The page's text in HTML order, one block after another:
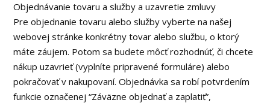
Objednávanie tovaru a služby a uzavretie zmluvy
Pre objednanie tovaru alebo služby vyberte na našej
webovej stránke konkrétny tovar alebo službu, o ktorý
máte záujem. Potom sa budete môcť rozhodnúť, či chcete
nákup uzavrieť (vyplníte pripravené formuláre) alebo
pokračovať v nakupovaní. Objednávka sa robí potvrdením
funkcie označenej “Záväzne objednať a zaplatiť”,